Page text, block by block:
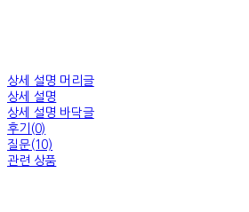
상세 설명 머리글
상세 설명
상세 설명 바닥글
후기(0)
질문(10)
관련 상품